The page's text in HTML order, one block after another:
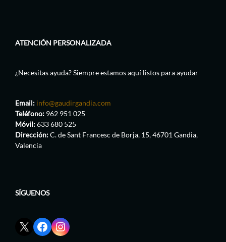
ATENCIÓN PERSONALIZADA
¿Necesitas ayuda? Siempre estamos aquí listos para ayudar
Email: info@gaudirgandia.com
Teléfono: 962 951 025
Móvil:633 680 525
Dirección:C. de Sant Francesc de Borja, 15, 46701 Gandia,
Valencia
SÍGUENOS
Enlace
red
Enlace
de
Enlace